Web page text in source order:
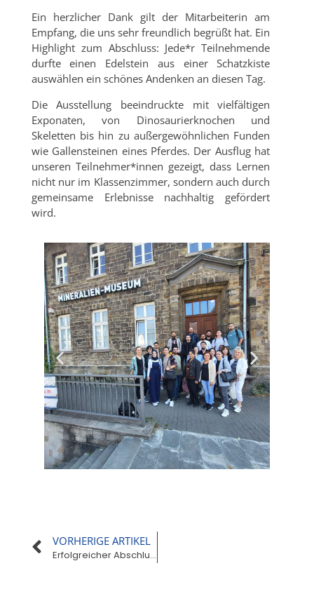
Ein herzlicher Dank gilt der Mitarbeiterin am
Empfang, die uns sehr freundlich begrüßt hat. Ein
Highlight zum Abschluss: Jede*r Teilnehmende
durfte einen Edelstein aus einer Schatzkiste
auswählen ein schönes Andenken an diesen Tag.
Die Ausstellung beeindruckte mit vielfältigen
Exponaten, von Dinosaurierknochen und
Skeletten bis hin zu außergewöhnlichen Funden
wie Gallensteinen eines Pferdes. Der Ausflug hat
unseren Teilnehmer*innen gezeigt, dass Lernen
nicht nur im Klassenzimmer, sondern auch durch
gemeinsame Erlebnisse nachhaltig gefördert
wird.
VORHERIGE ARTIKEL
Erfolgreicher Abschluss des Anpassungslehrgangs